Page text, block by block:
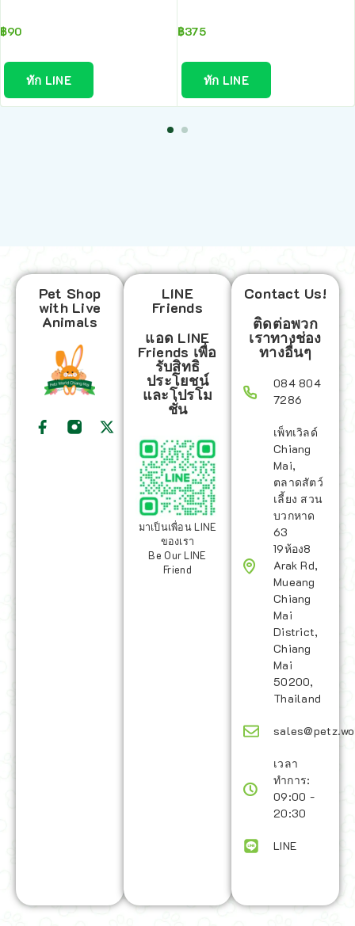
฿90
ทัก LINE
฿375
ทัก LINE
Pet Shop
with Live
Animals
LINE
Friends
แอด LINE
Friends เพื่อ
รับสิทธิ
ประโยชน์
และโปรโม
ชั่น
มาเป็นเพื่อน LINE
ของเรา
Be Our LINE
Friend
Contact Us!
ติดต่อพวก
เราทางช่อง
ทางอื่นๆ
084 804
7286
เพ็ทเวิลด์
Chiang
Mai,
ตลาดสัตว์
เลี้ยง สวน
บวกหาด
63
19ห้อง8
Arak Rd,
Mueang
Chiang
Mai
District,
Chiang
Mai
50200,
Thailand
เวลา
ทำการ:
09:00 -
20:30
LINE